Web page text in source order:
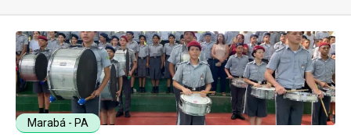
Marabá - PA